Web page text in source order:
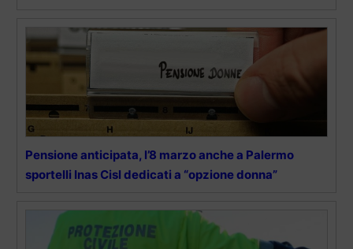
Pensione anticipata, l’8 marzo anche a Palermo
sportelli Inas Cisl dedicati a “opzione donna”